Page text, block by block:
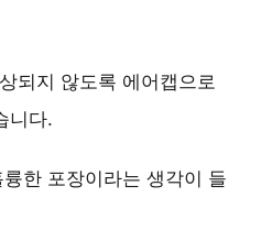
되지 않도록 에어캡으로
니다.
한 포장이라는 생각이 들